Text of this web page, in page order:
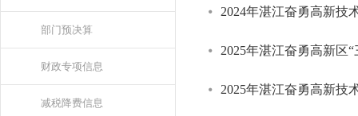
部门预决算
财政专项信息
减税降费信息
2024年湛江奋勇高新技
2025年湛江奋勇高新区
2025年湛江奋勇高新技